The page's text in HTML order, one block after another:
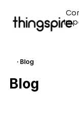
· Blog
Blog